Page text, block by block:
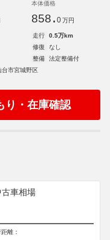
本体価格
858. 0 万円
走行
0.5万km
修復
なし
整備
法定整備付
台市宮城野区
り・在庫確認
車相場
離：